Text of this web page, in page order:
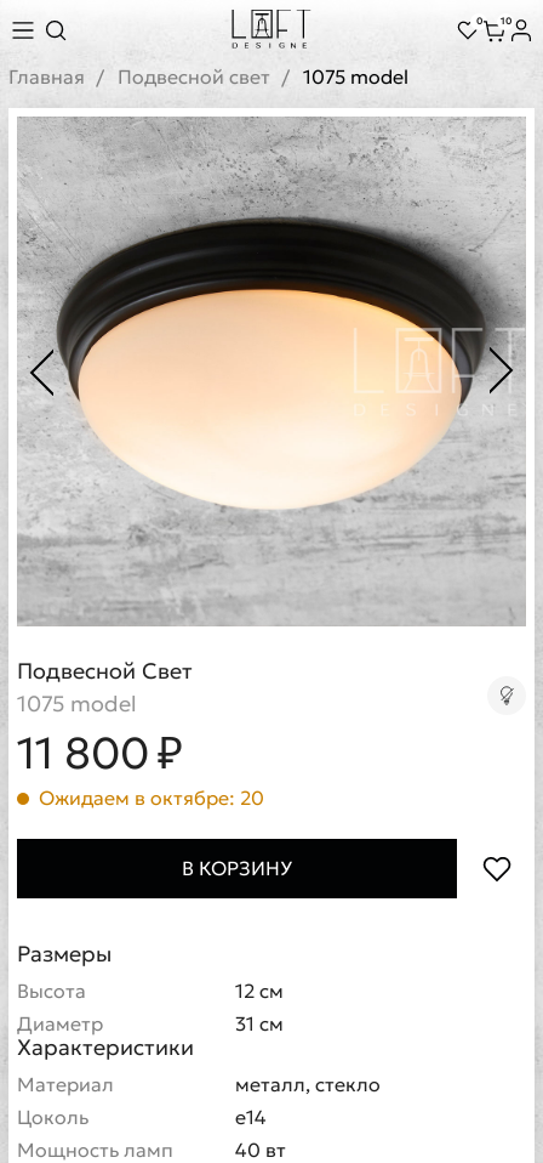
0 10
Главная Подвесной свет 1075 model
Подвесной Свет
1075 model
11 800 ₽
Ожидаем в октябре: 20
В КОРЗИНУ
Размеры
Высота
12 см
Диаметр
31 см
Характеристики
Материал
металл, стекло
Цоколь
е14
Мощность ламп
40 вт